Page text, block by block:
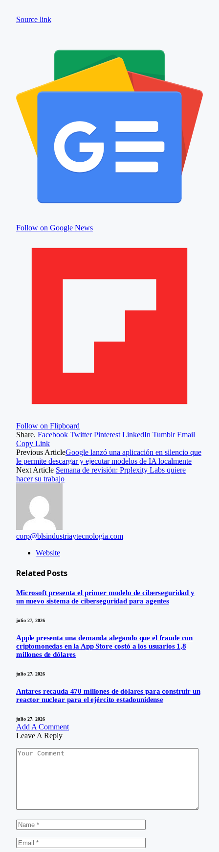
Source link
Follow on Google News
Follow on Flipboard
Share. Facebook Twitter Pinterest LinkedIn Tumblr Email
Copy Link
Previous ArticleGoogle lanzó una aplicación en silencio que
le permite descargar y ejecutar modelos de IA localmente
Next Article Semana de revisión: Prplexity Labs quiere
hacer su trabajo
corp@blsindustriaytecnologia.com
Website
Related Posts
Microsoft presenta el primer modelo de ciberseguridad y
un nuevo sistema de ciberseguridad para agentes
julio 27, 2026
Apple presenta una demanda alegando que el fraude con
criptomonedas en la App Store costó a los usuarios 1,8
millones de dólares
julio 27, 2026
Antares recauda 470 millones de dólares para construir un
reactor nuclear para el ejército estadounidense
julio 27, 2026
Add A Comment
Leave A Reply